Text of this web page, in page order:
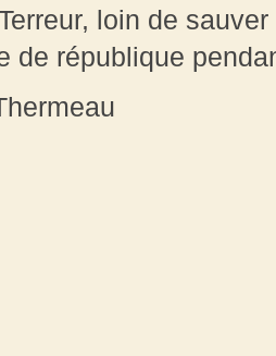
loin de
de république